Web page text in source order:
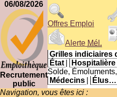
06/08/2026
Recrutement
public
Offres Emploi
Alerte Mél.
Grilles indiciaires
État
Hospitalière
Solde,
Médecins
Élus…
Navigation, vous êtes ici :